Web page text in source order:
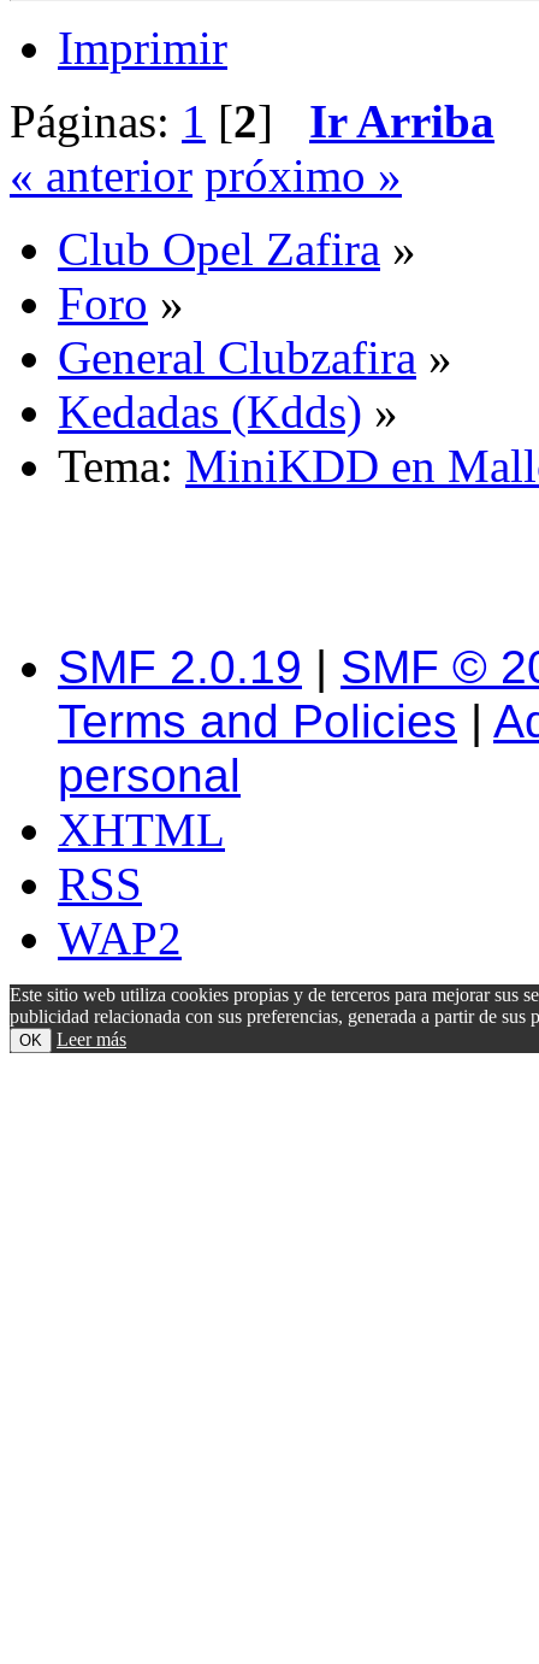
Imprimir
Páginas: 1 [2] Ir Arriba
« anterior próximo »
Club Opel Zafira »
Foro »
General Clubzafira »
Kedadas (Kdds) »
Tema: MiniKDD en
SMF 2.0.19 | SMF ©
Terms and Policies |
personal
XHTML
RSS
WAP2
Este sitio web utiliza cookies propias y de terceros para mejorar sus
publicidad relacionada con sus preferencias, generada a partir de
OK Leer más